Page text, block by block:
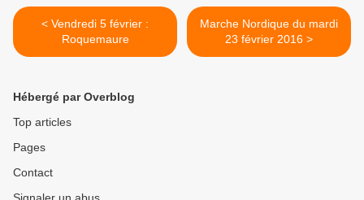
< Vendredi 5 février :
Roquemaure
Marche Nordique du mardi
23 février 2016 >
Hébergé par Overblog
Top articles
Pages
Contact